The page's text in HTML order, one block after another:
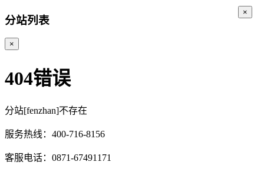
分站列表
×
404错误
分站[fenzhan]不存在
服务热线：400-716-8156
客服电话：0871-67491171
×